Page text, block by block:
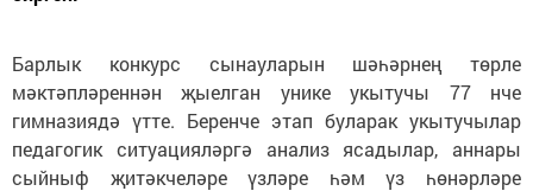
Барлык конкурс сынауларын шәһәрнең төрле
мәктәпләреннән җыелган унике укытучы 77 нче
гимназиядә үтте. Беренче этап буларак укытучылар
педагогик ситуацияләргә анализ ясадылар, аннары
сыйныф җитәкчеләре үзләре һәм үз һөнәрләре